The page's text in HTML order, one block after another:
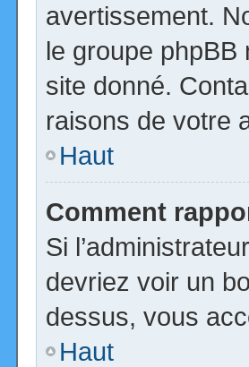
avertissement.
le groupe phpBB
site donné.
raisons de votre
Haut
Comment
Si
devriez voir un
dessus, vous
Haut